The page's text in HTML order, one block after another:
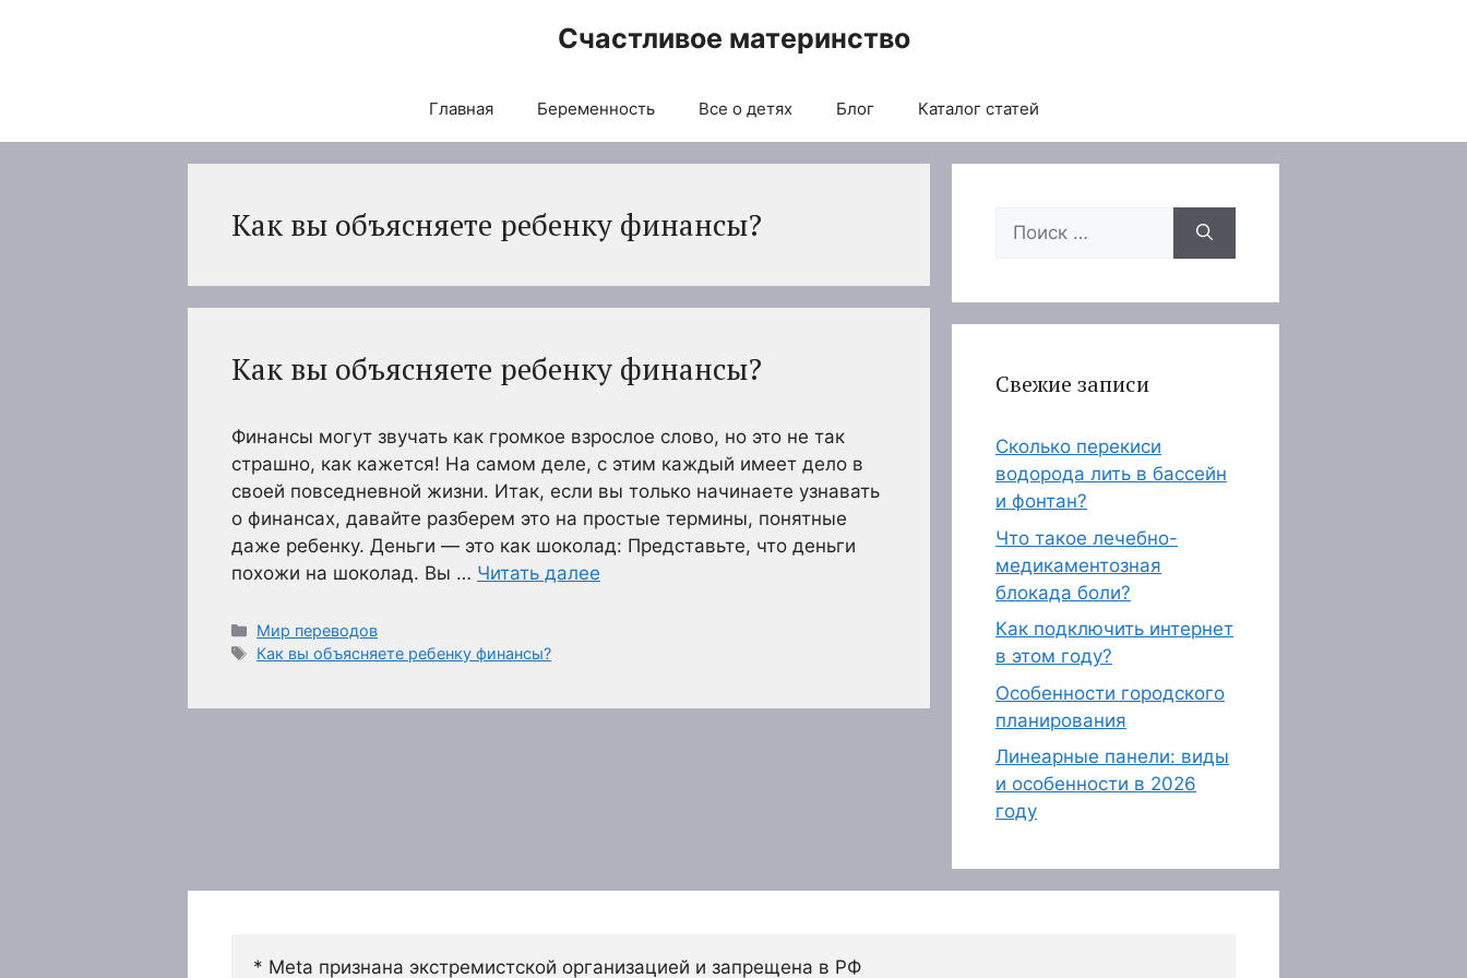
Счастливое материнство
Главная Беременность Все о детях Блог Каталог статей
Как вы объясняете ребенку финансы?
Как вы объясняете ребенку финансы?
Финансы могут звучать как громкое взрослое слово, но это не так
страшно, как кажется! На самом деле, с этим каждый имеет дело в
своей повседневной жизни. Итак, если вы только начинаете узнавать
о финансах, давайте разберем это на простые термины, понятные
даже ребенку. Деньги — это как шоколад: Представьте, что деньги
похожи на шоколад. Вы … Читать далее
Рубрики
Мир переводов
Метки
Как вы объясняете ребенку финансы?
Поиск:
Свежие записи
Сколько перекиси
водорода лить в бассейн
и фонтан?
Что такое лечебно-
медикаментозная
блокада боли?
Как подключить интернет
в этом году?
Особенности городского
планирования
Линеарные панели: виды
и особенности в 2026
году
* Meta признана экстремистской организацией и запрещена в РФ